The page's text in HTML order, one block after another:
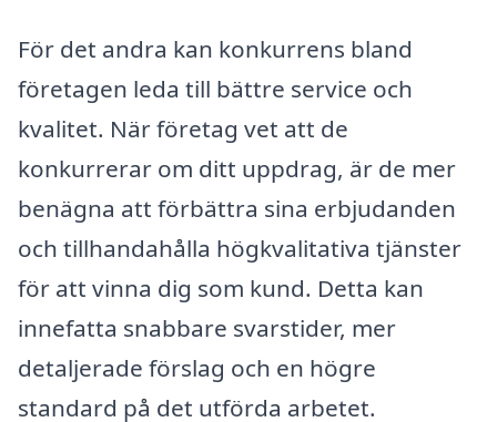
För det andra kan konkurrens bland
företagen leda till bättre service och
kvalitet. När företag vet att de
konkurrerar om ditt uppdrag, är de mer
benägna att förbättra sina erbjudanden
och tillhandahålla högkvalitativa tjänster
för att vinna dig som kund. Detta kan
innefatta snabbare svarstider, mer
detaljerade förslag och en högre
standard på det utförda arbetet.